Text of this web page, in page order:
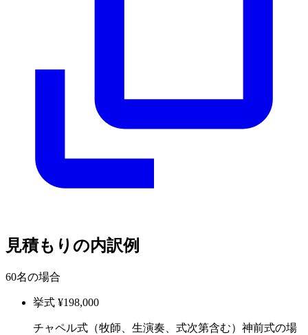
見積もりの内訳例
60名の場合
挙式 ¥198,000
チャペル式（牧師、生演奏、式次第含む）神前式の場